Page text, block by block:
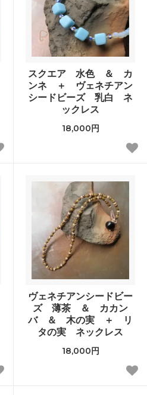
スクエア 水色 ＆ カ
ンネ ＋ ヴェネチアン
シードビーズ 乳白 ネ
ックレス
18,000円
ヴェネチアンシードビー
ズ 薄茶 ＆ カカン
バ ＆ 木の実 ＋ リ
タの実 ネックレス
18,000円